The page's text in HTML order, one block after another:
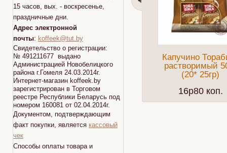
15 часов, вых. - воскресенье,
праздничные дни.
Адрес электронной
почты: koffeek@tut.by
Свидетельство о регистрации:
№ 491211677 выдано
Администрацией Новобелицкого
района г.Гомеля 24.03.2014г.
Интернет-магазин koffeek.by
зарегистрирован в Торговом
реестре Республики Беларусь под
номером 160081 от 02.04.2014г.
Документом, подтверждающим
факт покупки, является кассовый
чек
Способы оплаты товара и
Капучино
растворимый
(20* 25гр)
16p80 коп.